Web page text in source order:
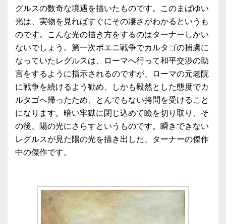
グルスの数奇な境遇を描いたものです。このまばゆい
光は、実物を見ればすぐにその凄さがわかるというも
のです。こんな光の描き方をするのはターナーしかい
ないでしょう。第一次ポエニ戦争でカルタゴの捕虜に
なっていたレグルスは、ローマへ行って和平交渉の助
言をするように指示されるのですが、ローマの元老院
に戦争を続けるよう勧め、しかも毅然とした態度でカ
ルタゴへ帰ったため、とんでもない拷問を受けること
になります。暗い牢獄に閉じ込めて瞼を切り取り、そ
の後、陽の光にさらすというものです。瞬きできない
レグルスが見た陽の光を描き出した、ターナーの傑作
中の傑作です。